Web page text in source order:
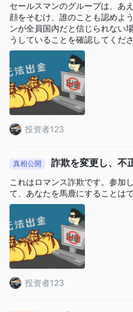
セールスマンのグループは、あ
顔をそむけ、誰のことも認めよ
ンが全員国内だと信じられない
うしていることを確認してくだ
投资者123
真相公開 詐欺を変更し、不
これはロマンス詐欺です。参加
て、あなたを馬鹿にすることはで
投资者123